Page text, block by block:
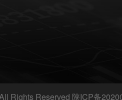
Rights Reserved 陕ICP备